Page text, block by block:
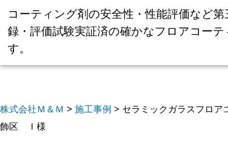
コーティング剤の安全性・性能評価など
録・評価試験実証済の確かなフロアコー
す。
株式会社Ｍ＆Ｍ > 施工事例 > セラミックガラスフロア
飾区 Ｉ様